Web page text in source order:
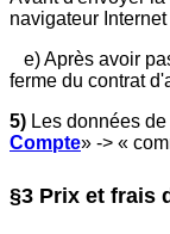
navigateur
e) Après avoir
ferme du contrat
5) Les données
Compte» -> «
§3 Prix et frais